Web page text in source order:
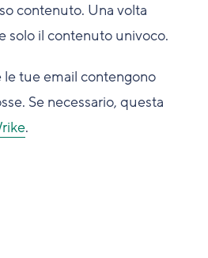
contenuto. Una volta
solo il contenuto univoco.
tue email contengono
Se necessario, questa
.